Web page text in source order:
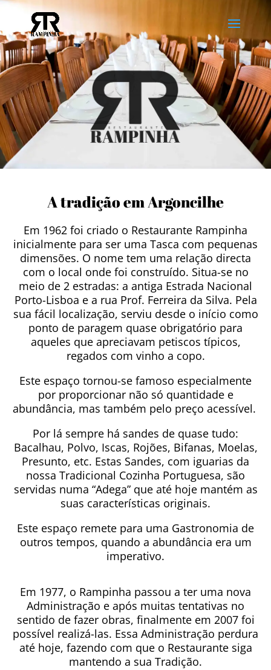
A tradição em Argoncilhe
Em 1962 foi criado o Restaurante Rampinha
inicialmente para ser uma Tasca com pequenas
dimensões. O nome tem uma relação directa
com o local onde foi construído. Situa-se no
meio de 2 estradas: a antiga Estrada Nacional
Porto-Lisboa e a rua Prof. Ferreira da Silva. Pela
sua fácil localização, serviu desde o início como
ponto de paragem quase obrigatório para
aqueles que apreciavam petiscos típicos,
regados com vinho a copo.
Este espaço tornou-se famoso especialmente
por proporcionar não só quantidade e
abundância, mas também pelo preço acessível.
Por lá sempre há sandes de quase tudo:
Bacalhau, Polvo, Iscas, Rojões, Bifanas, Moelas,
Presunto, etc. Estas Sandes, com iguarias da
nossa Tradicional Cozinha Portuguesa, são
servidas numa “Adega” que até hoje mantém as
suas características originais.
Este espaço remete para uma Gastronomia de
outros tempos, quando a abundância era um
imperativo.
Em 1977, o Rampinha passou a ter uma nova
Administração e após muitas tentativas no
sentido de fazer obras, finalmente em 2007 foi
possível realizá-las. Essa Administração perdura
até hoje, fazendo com que o Restaurante siga
mantendo a sua Tradição.